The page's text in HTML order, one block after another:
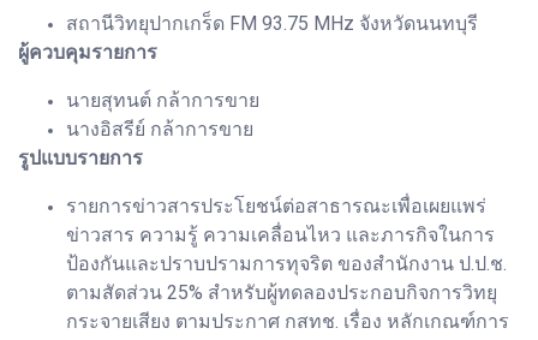
สถานีวิทยุปากเกร็ด FM 93.75 MHz จังหวัดนนทบุรี
ผู้ควบคุมรายการ
นายสุทนต์ กล้าการขาย
นางอิสรีย์ กล้าการขาย
รูปแบบรายการ
รายการข่าวสารประโยชน์ต่อสาธารณะเพื่อเผยแพร่
ข่าวสาร ความรู้ ความเคลื่อนไหว และภารกิจในการ
ป้องกันและปราบปรามการทุจริต ของสำนักงาน ป.ป.ช.
ตามสัดส่วน 25% สำหรับผู้ทดลองประกอบกิจการวิทยุ
กระจายเสียง ตามประกาศ กสทช. เรื่อง หลักเกณฑ์การ